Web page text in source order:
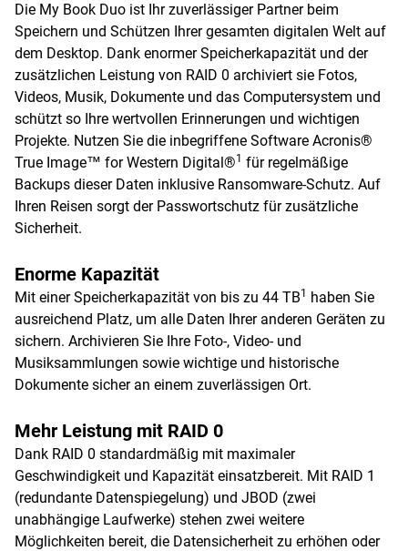
Die My Book Duo ist Ihr zuverlässiger Partner beim
Speichern und Schützen Ihrer gesamten digitalen Welt auf
dem Desktop. Dank enormer Speicherkapazität und der
zusätzlichen Leistung von RAID 0 archiviert sie Fotos,
Videos, Musik, Dokumente und das Computersystem und
schützt so Ihre wertvollen Erinnerungen und wichtigen
Projekte. Nutzen Sie die inbegriffene Software Acronis®
True Image™ for Western Digital®1 für regelmäßige
Backups dieser Daten inklusive Ransomware-Schutz. Auf
Ihren Reisen sorgt der Passwortschutz für zusätzliche
Sicherheit.
Enorme Kapazität
Mit einer Speicherkapazität von bis zu 44 TB1
haben Sie
ausreichend Platz, um alle Daten Ihrer anderen Geräten zu
sichern. Archivieren Sie Ihre Foto-, Video- und
Musiksammlungen sowie wichtige und historische
Dokumente sicher an einem zuverlässigen Ort.
Mehr Leistung mit RAID 0
Dank RAID 0 standardmäßig mit maximaler
Geschwindigkeit und Kapazität einsatzbereit. Mit RAID 1
(redundante Datenspiegelung) und JBOD (zwei
unabhängige Laufwerke) stehen zwei weitere
Möglichkeiten bereit, die Datensicherheit zu erhöhen oder